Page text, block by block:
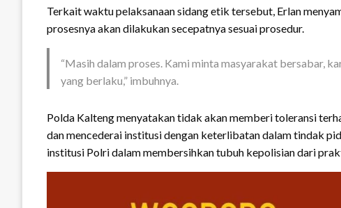
Terkait waktu pelaksanaan sidang etik tersebut, Erlan
prosesnya akan dilakukan secepatnya sesuai prosedur.
“Masih dalam proses. Kami minta masyarakat bersabar,
yang berlaku,” imbuhnya.
Polda Kalteng menyatakan tidak akan memberi toleransi
dan mencederai institusi dengan keterlibatan dalam tindak
institusi Polri dalam membersihkan tubuh kepolisian dari